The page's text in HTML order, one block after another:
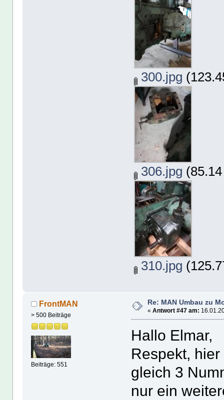
300.jpg
306.jpg
310.jpg
FrontMAN
> 500 Beiträge
Beiträge: 551
Re: MAN Umbau zu
« Antwort #47 am:
Hallo Elmar,
Respekt,
gleich 3
nur ein